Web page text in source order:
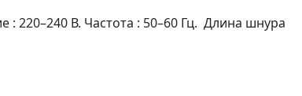
220–240 В. Частота : 50–60 Гц. Длина шнура